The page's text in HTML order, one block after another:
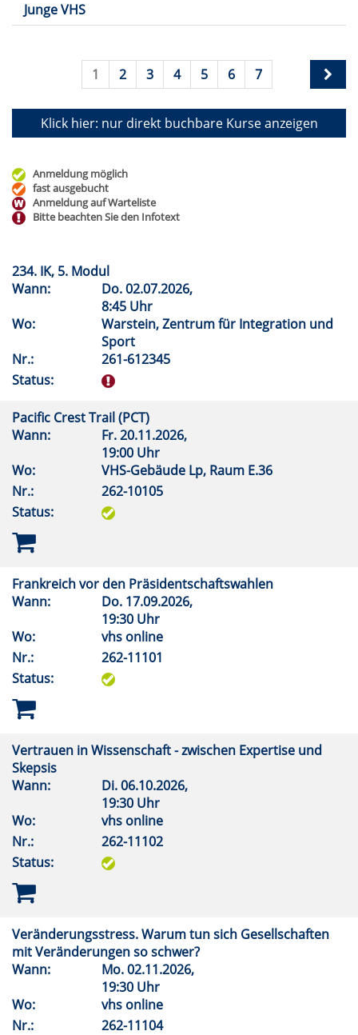
Junge VHS
1 2 3 4 5 6 7
Klick hier: nur direkt buchbareKurse anzeigen
Anmeldung möglich
fast ausgebucht
Anmeldung auf Warteliste
Bitte beachten Sie den Infotext
234. IK, 5. Modul
Wann:
Do.02.07.2026,
8:45 Uhr
Wo:
Warstein, Zentrum für Integration und
Sport
Nr.:
261-612345
Status:
Pacific Crest Trail (PCT)
Wann:
Fr.20.11.2026,
19:00 Uhr
Wo:
VHS-Gebäude Lp, Raum E.36
Nr.:
262-10105
Status:
Frankreich vor den Präsidentschaftswahlen
Wann:
Do. 17.09.2026,
19:30 Uhr
Wo:
vhs online
Nr.:
262-11101
Status:
Vertrauen in Wissenschaft - zwischen Expertise und
Skepsis
Wann:
Di.06.10.2026,
19:30 Uhr
Wo:
vhs online
Nr.:
262-11102
Status:
Veränderungsstress. Warum tun sich Gesellschaften
mit Veränderungen so schwer?
Wann:
Mo.02.11.2026,
19:30 Uhr
Wo:
vhs online
Nr.:
262-11104